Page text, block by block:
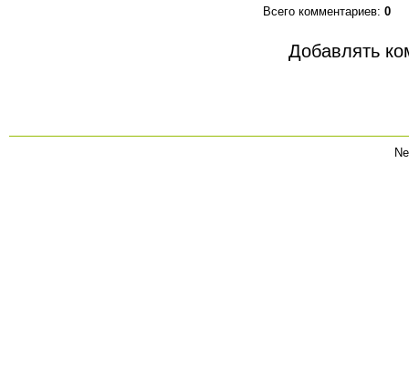
Всего комментариев: 0
Добавлять